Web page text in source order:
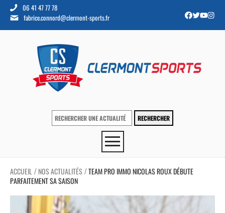
06 41 47 77 78
fabrice.connord@clermont-sports.fr
ACCUEIL / NOS ACTUALITÉS /TEAM PRO IMMO NICOLAS ROUX DÉBUTE
PARFAITEMENT SA SAISON